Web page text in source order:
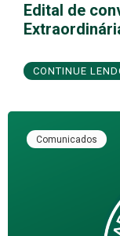
Edital de
CONTINUE
Comunicados